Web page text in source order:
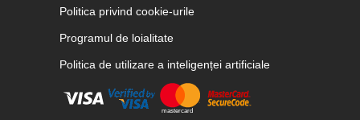
Politica privind cookie-urile
Programul de loialitate
Politica de utilizare a inteligenței artificiale